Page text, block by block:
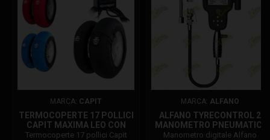
MARCA: CAPIT
TERMOCOPERTE 17 POLLICI
CAPIT MAXIMA LEO CON
CENTRALINA LEO4
Termocoperte 17 pollici Capit
MARCA: ALFANO
ALFANO TYRECONTROL 2
MANOMETRO PNEUMATICI
PISTA BLUETOOTH A1900
Manometro digitale Alfano